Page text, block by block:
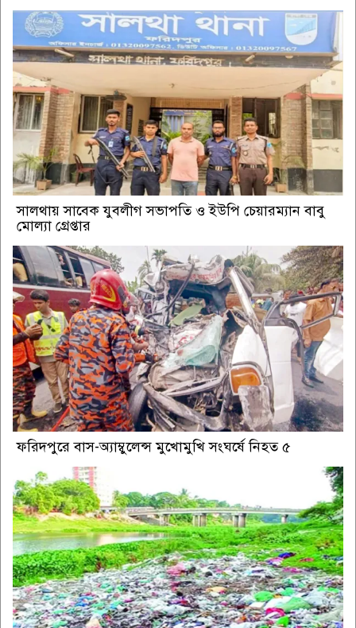
সালথায় সাবেক যুবলীগ সভাপতি ও ইউপি চেয়ারম্যান বাবু
মোল্যা গ্রেপ্তার
ফরিদপুরে বাস-অ্যাম্বুলেন্স মুখোমুখি সংঘর্ষে নিহত ৫